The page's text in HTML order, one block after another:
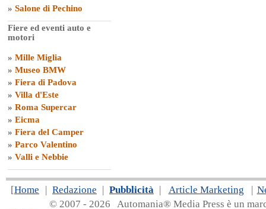
» Salone di Pechino
Fiere ed eventi auto e
motori
» Mille Miglia
» Museo BMW
» Fiera di Padova
» Villa d'Este
» Roma Supercar
» Eicma
» Fiera del Camper
» Parco Valentino
» Valli e Nebbie
[Home | Redazione | Pubblicità | Article Marketing |
© 2007 - 2026 Automania® Media Press è un